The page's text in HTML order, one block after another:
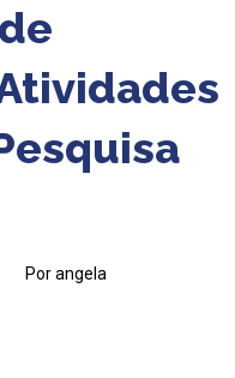
Por angela